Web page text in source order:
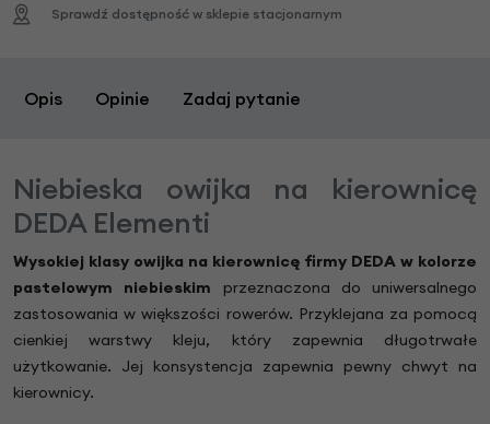
Sprawdź dostępność w sklepie stacjonarnym
Opis Opinie Zadaj pytanie
Niebieska owijka na kierownicę
DEDA Elementi
Wysokiej klasy owijka na kierownicę firmy DEDA w kolorze
pastelowym niebieskim przeznaczona do uniwersalnego
zastosowania w większości rowerów. Przyklejana za pomocą
cienkiej warstwy kleju, który zapewnia długotrwałe
użytkowanie. Jej konsystencja zapewnia pewny chwyt na
kierownicy.